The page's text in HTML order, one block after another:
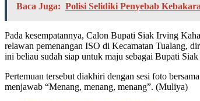
Baca Juga: Polisi Selidiki Penyebab
Pada kesempatannya, Calon Bupati Siak Irving
relawan pemenangan ISO di Kecamatan Tualang,
ini beliau sudah siap untuk maju sebagai Bupati
Pertemuan tersebut diakhiri dengan sesi foto
menjawab “Menang, menang, menang”. (Muliya)